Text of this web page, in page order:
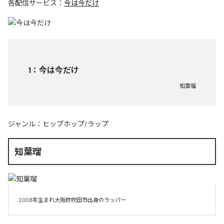
各配信サービス： 今は今だけ
1 ： 今は今だけ
知葉瑠
ジャンル： ヒップホップ/ラップ
知葉瑠